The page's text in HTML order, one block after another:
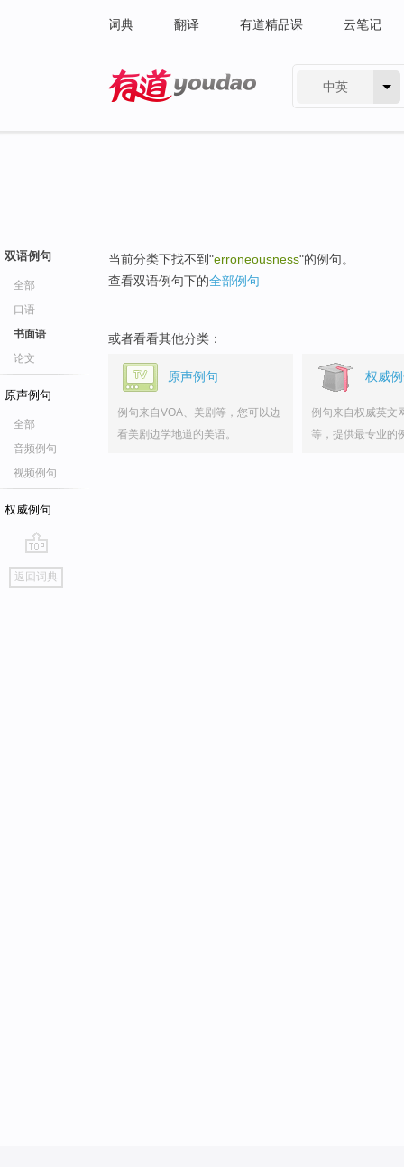
词典 翻译 有道精品课 云笔记
中英
双语例句
全部
口语
书面语
论文
原声例句
全部
音频例句
视频例句
权威例句
go
top
返回词典
当前分类下找不到"erroneousness"的例句。
查看双语例句下的全部例句
或者看看其他分类：
原声例句
例句来自VOA、美剧等，您可以边
看美剧边学地道的美语。
权威
例句来自权威英文
等，提供最专业的